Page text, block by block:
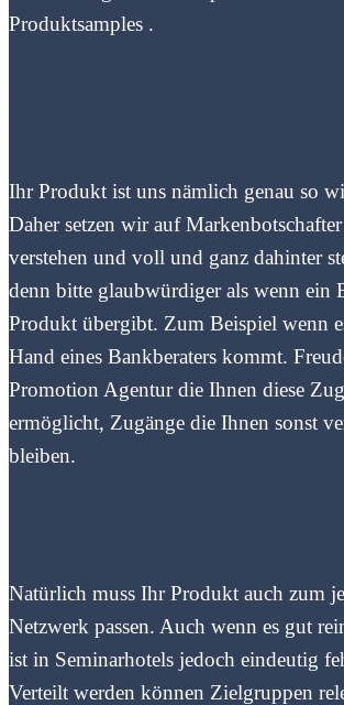
Produktsamples .
Ihr Produkt ist uns nämlich genau so
Daher setzen wir auf
verstehen und voll und ganz dahinter
denn bitte glaubwürdiger als wenn ein
Produkt übergibt. Zum Beispiel wenn
Hand eines Bankberaters kommt.
Promotion Agentur die Ihnen diese
ermöglicht, Zugänge die Ihnen sonst
bleiben.
Natürlich muss Ihr Produkt auch zum
Netzwerk passen. Auch wenn es gut
ist in Seminarhotels jedoch eindeutig
Verteilt werden können Zielgruppen